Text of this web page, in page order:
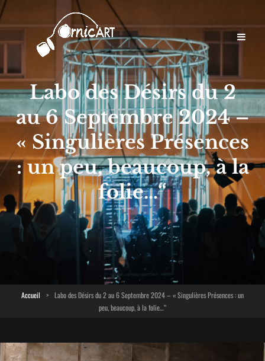
Labo des Désirs du 2
au 6 Septembre 2024 –
« Singulières Présences
: un peu, beaucoup, à la
folie…“
Accueil > Labo des Désirs du 2 au 6 Septembre 2024 – « Singulières Présences : un
peu, beaucoup, à la folie…“